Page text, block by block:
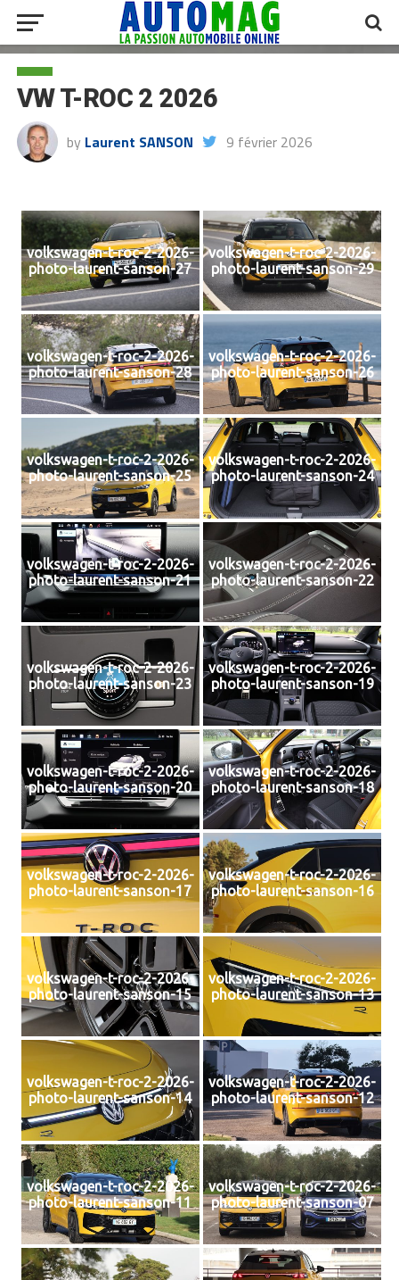
VW T-ROC 2 2026
by Laurent SANSON 9 février 2026
volkswagen-t-roc-2-2026-
photo-laurent-sanson-27
volkswagen-t-roc-2-2026-
photo-laurent-sanson-29
volkswagen-t-roc-2-2026-
photo-laurent-sanson-28
volkswagen-t-roc-2-2026-
photo-laurent-sanson-26
volkswagen-t-roc-2-2026-
photo-laurent-sanson-25
volkswagen-t-roc-2-2026-
photo-laurent-sanson-24
volkswagen-t-roc-2-2026-
photo-laurent-sanson-21
volkswagen-t-roc-2-2026-
photo-laurent-sanson-22
volkswagen-t-roc-2-2026-
photo-laurent-sanson-23
volkswagen-t-roc-2-2026-
photo-laurent-sanson-19
volkswagen-t-roc-2-2026-
photo-laurent-sanson-20
volkswagen-t-roc-2-2026-
photo-laurent-sanson-18
volkswagen-t-roc-2-2026-
photo-laurent-sanson-17
volkswagen-t-roc-2-2026-
photo-laurent-sanson-16
volkswagen-t-roc-2-2026-
photo-laurent-sanson-15
volkswagen-t-roc-2-2026-
photo-laurent-sanson-13
volkswagen-t-roc-2-2026-
photo-laurent-sanson-14
volkswagen-t-roc-2-2026-
photo-laurent-sanson-12
volkswagen-t-roc-2-2026-
photo-laurent-sanson-11
volkswagen-t-roc-2-2026-
photo-laurent-sanson-07